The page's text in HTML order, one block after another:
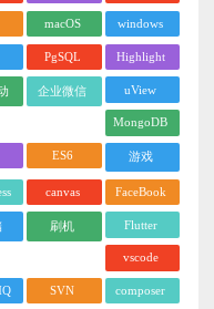
macOS windows
PgSQL Highlight
企业微信 uView
MongoDB
ES6 游戏
canvas FaceBook
刷机 Flutter
vscode
SVN composer